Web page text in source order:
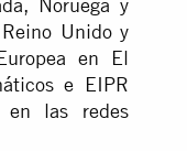
Unido y
en El
e EIPR
en las redes